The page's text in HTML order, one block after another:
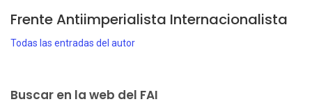
Frente Antiimperialista Internacionalista
Todas las entradas del autor
Buscar en la web del FAI